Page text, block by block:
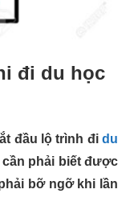
đi du học
đầu lộ trình đidu
phải biết được
bỡ ngỡ khi lần